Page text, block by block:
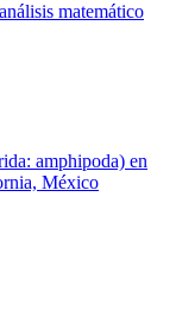
matemático
amphipoda) en
México